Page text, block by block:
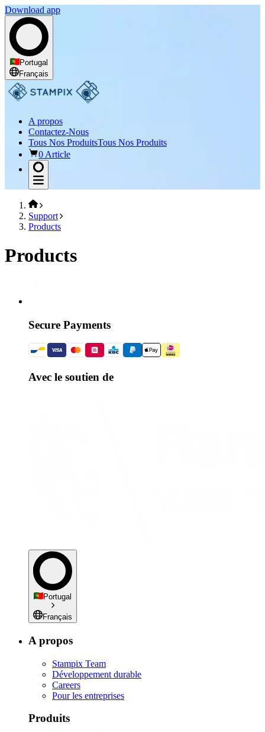
Download app
Portugal
Français
A propos
Contactez-Nous
Tous Nos ProduitsTous Nos Produits
0 Article
Support
Products
Products
Secure Payments
Avec le soutien de
Portugal
Français
A propos
Stampix Team
Développement durable
Careers
Pour les entreprises
Produits